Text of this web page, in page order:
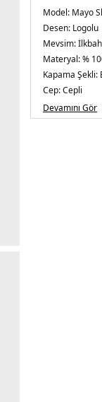
Model: Mayo
Desen: Logolu
Mevsim:
Materyal:%
Kapama Şekli:
Cep:Cepli
Kalıp Bilgisi:
Menşei:Sri
Devamını Gör